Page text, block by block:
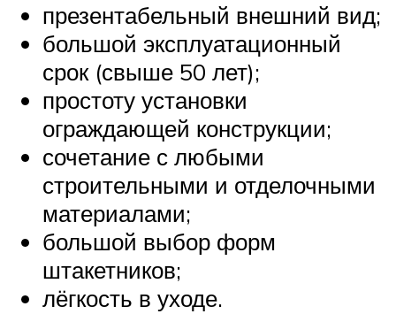
презентабельный внешний вид;
большой эксплуатационный
срок (свыше 50 лет);
простоту установки
ограждающей конструкции;
сочетание с любыми
строительными и отделочными
материалами;
большой выбор форм
штакетников;
лёгкость в уходе.